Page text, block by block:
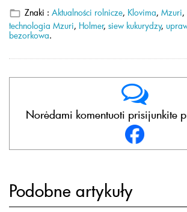
Znaki : Aktualności rolnicze, Klovima, Mzuri,
technologia Mzuri, Holmer, siew kukurydzy,
bezorkowa.
Norėdami komentuoti prisijunkite
Podobne artykuły